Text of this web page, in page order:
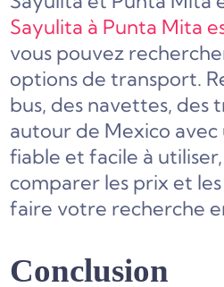
Sayulita à Punta Mita
vous pouvez
options de transport.
bus, des navettes, des
autour de Mexico
fiable et facile à
comparer les prix et
faire votre recherche
Conclusion